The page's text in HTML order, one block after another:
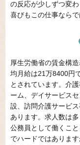
の反応が少しずつ変
喜びもこの仕事ならで
厚生労働省の賃金構
均月給は21万8400円
とされています。介
ーム、デイサービス
設、訪問介護サービ
あります。求人数は
公務員として働くこ
でハードではありま